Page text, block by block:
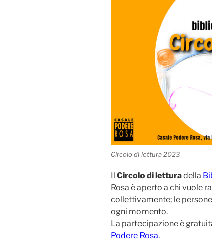
Circolo di lettura 2023
Il Circolo di letturadella
Rosa è aperto a chi vuole
collettivamente; le
ogni momento.
La partecipazione è
Podere Rosa.